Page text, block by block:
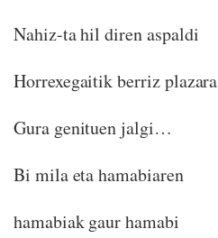
Nahiz-ta hil diren aspaldi
Horrexegaitik berriz plazara
Gura genituen jalgi…
Bi mila eta hamabiaren
hamabiak gaur hamabi